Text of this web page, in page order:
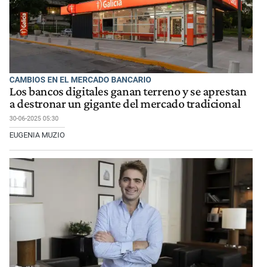
CAMBIOS EN EL MERCADO BANCARIO
Los bancos digitales ganan terreno y se aprestan
a destronar un gigante del mercado tradicional
30-06-2025 05:30
EUGENIA MUZIO